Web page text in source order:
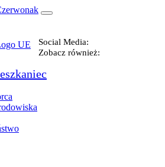
Social Media:
Zobacz również: